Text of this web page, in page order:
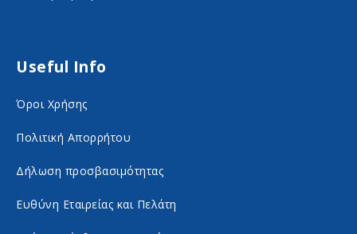
n
o
c
i
l
o
s
o
c
a
Useful Info
Όροι Χρήσης
Πολιτική Απορρήτου
Δήλωση προσβασιμότητας
Ευθύνη Εταιρείας και Πελάτη